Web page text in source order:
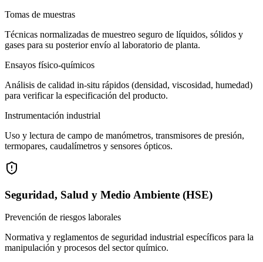
Tomas de muestras
Técnicas normalizadas de muestreo seguro de líquidos, sólidos y
gases para su posterior envío al laboratorio de planta.
Ensayos físico-químicos
Análisis de calidad in-situ rápidos (densidad, viscosidad, humedad)
para verificar la especificación del producto.
Instrumentación industrial
Uso y lectura de campo de manómetros, transmisores de presión,
termopares, caudalímetros y sensores ópticos.
Seguridad, Salud y Medio Ambiente (HSE)
Prevención de riesgos laborales
Normativa y reglamentos de seguridad industrial específicos para la
manipulación y procesos del sector químico.